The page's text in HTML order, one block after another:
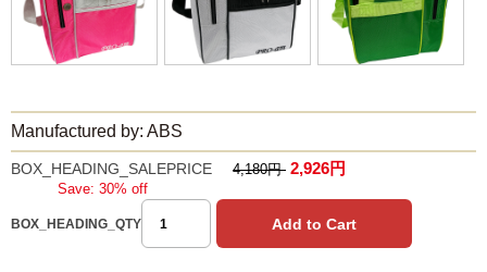
Manufactured by: ABS
BOX_HEADING_SALEPRICE 4,180円 2,926円
Save: 30% off
BOX_HEADING_QTY